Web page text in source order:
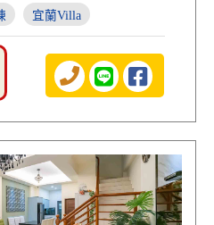
宜蘭Villa